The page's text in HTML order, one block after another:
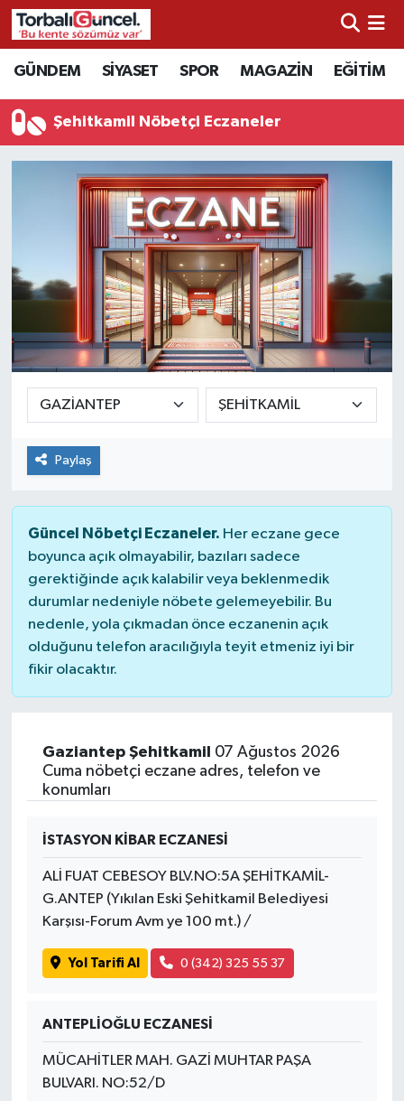
GÜNDEM SİYASET SPOR MAGAZİN EĞİTİM
Şehitkamil Nöbetçi Eczaneler
Paylaş
Güncel Nöbetçi Eczaneler. Her eczane gece
boyunca açık olmayabilir, bazıları sadece
gerektiğinde açık kalabilir veya beklenmedik
durumlar nedeniyle nöbete gelemeyebilir. Bu
nedenle, yola çıkmadan önce eczanenin açık
olduğunu telefon aracılığıyla teyit etmeniz iyi bir
fikir olacaktır.
Gaziantep Şehitkamil
07 Ağustos 2026
Cuma nöbetçi eczane adres, telefon ve
konumları
İSTASYON KİBAR ECZANESİ
ALİ FUAT CEBESOY BLV.NO:5A ŞEHİTKAMİL-
G.ANTEP (Yıkılan Eski Şehitkamil Belediyesi
Karşısı-Forum Avm ye 100 mt.) /
Yol Tarifi Al 0 (342) 325 55 37
ANTEPLİOĞLU ECZANESİ
MÜCAHİTLER MAH. GAZİ MUHTAR PAŞA
BULVARI. NO:52/D
İzmir Nöbetçi Eczaneler
İzmir Hava Durumu
İzmir Namaz Vakitleri
İzmir Trafik Yoğunluk Haritası
Süper Lig Puan Durumu ve Fikstür
Tüm Manşetler
Son Dakika Haberleri
Haber Arşivi